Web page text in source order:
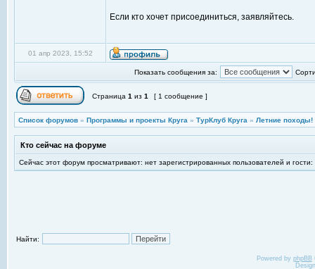
Если кто хочет присоединиться, заявляйтесь.
01 апр 2023, 15:52
Показать сообщения за:
Страница 1 из 1 [ 1 сообщение ]
Список форумов » Программы и проекты Круга » ТурКлуб Круга » Летние походы!
Кто сейчас на форуме
Сейчас этот форум просматривают: нет зарегистрированных пользователей и гости:
Найти:
Powered by phpBB